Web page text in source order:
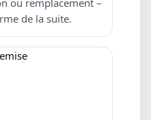
ou remplacement –
de la suite.